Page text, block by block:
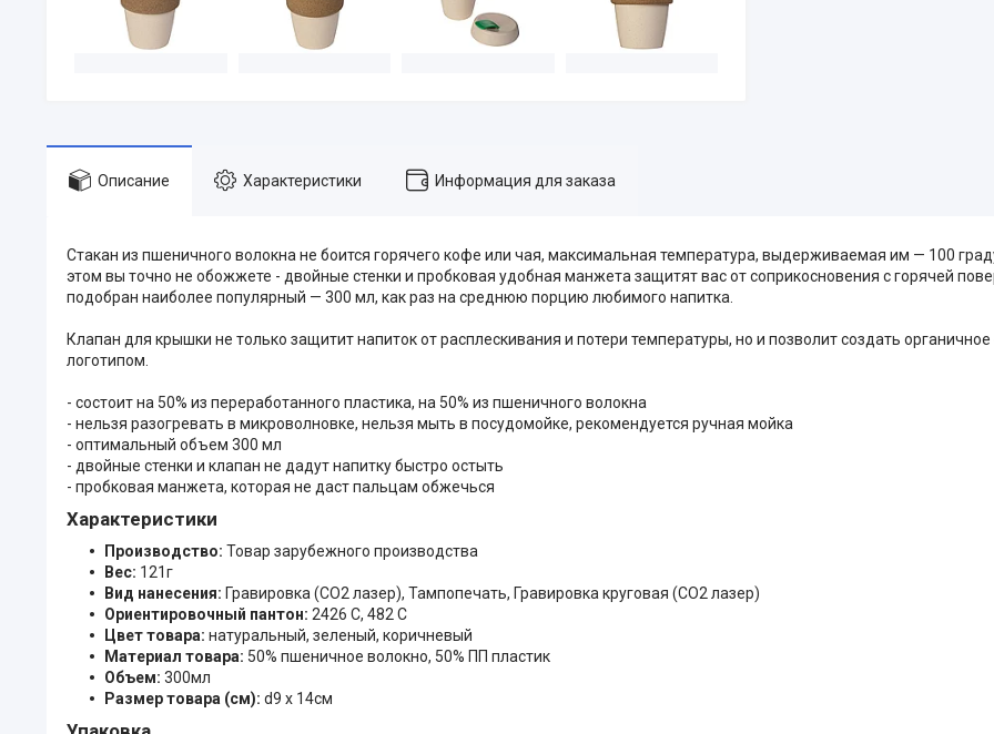
Описание Характеристики Информация для заказа
Стакан из пшеничного волокна не боится горячего кофе или чая, максимальная температура, выдерживаемая им — 100
этом вы точно не обожжете - двойные стенки и пробковая удобная манжета защитят вас от соприкосновения с горячей
подобран наиболее популярный — 300 мл, как раз на среднюю порцию любимого напитка.
Клапан для крышки не только защитит напиток от расплескивания и потери температуры, но и позволит создать
логотипом.
- состоит на 50% из переработанного пластика, на 50% из пшеничного волокна
- нельзя разогревать в микроволновке, нельзя мыть в посудомойке, рекомендуется ручная мойка
- оптимальный объем 300 мл
- двойные стенки и клапан не дадут напитку быстро остыть
- пробковая манжета, которая не даст пальцам обжечься
Характеристики
Производство: Товар зарубежного производства
Вес: 121г
Вид нанесения: Гравировка (CO2 лазер), Тампопечать, Гравировка круговая (CO2 лазер)
Ориентировочный пантон: 2426 C, 482 C
Цвет товара: натуральный, зеленый, коричневый
Материал товара: 50% пшеничное волокно, 50% ПП пластик
Объем: 300мл
Размер товара (см): d9 х 14см